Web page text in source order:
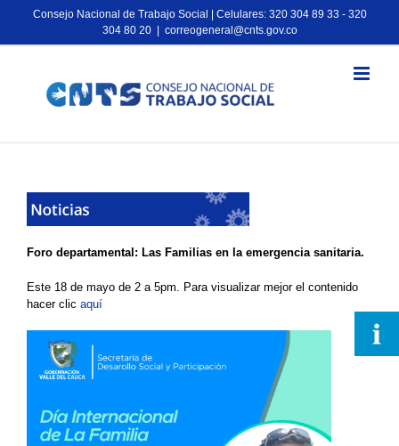
Consejo Nacional de Trabajo Social | Celulares: 320 304 89 33 - 320
304 80 20
correogeneral@cnts.gov.co
Foro departamental: Las Familias en la emergencia sanitaria.
Este 18 de mayo de 2 a 5pm. Para visualizar mejor el contenido
hacer clic aquí